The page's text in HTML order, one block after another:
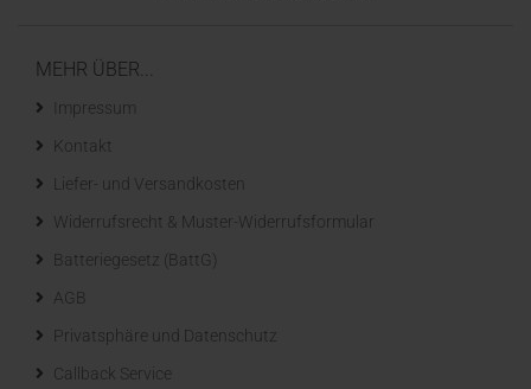
MEHR ÜBER...
Impressum
Kontakt
Liefer- und Versandkosten
Widerrufsrecht & Muster-Widerrufsformular
Batteriegesetz (BattG)
AGB
Privatsphäre und Datenschutz
Callback Service